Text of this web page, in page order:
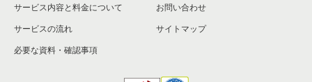
サービス内容と料金について
サービスの流れ
必要な資料・確認事項
お問い合わせ
サイトマップ